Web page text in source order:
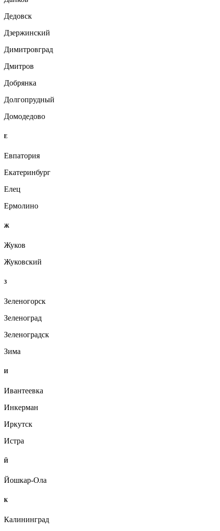
Дедовск
Дзержинский
Димитровград
Дмитров
Добрянка
Долгопрудный
Домодедово
Е
Евпатория
Екатеринбург
Елец
Ермолино
Ж
Жуков
Жуковский
З
Зеленогорск
Зеленоград
Зеленоградск
Зима
И
Ивантеевка
Инкерман
Иркутск
Истра
Й
Йошкар-Ола
К
Калининград